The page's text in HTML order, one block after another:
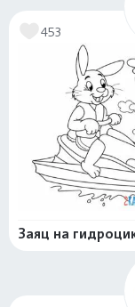
453
Заяц на